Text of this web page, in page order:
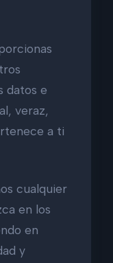
datos e
veraz,
a ti
cualquier
en los
en
y